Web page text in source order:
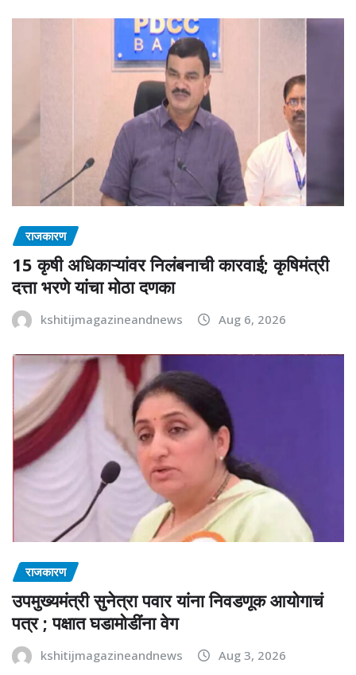
राजकारण
15 कृषी अधिकाऱ्यांवर निलंबनाची कारवाई; कृषिमंत्री
दत्ता भरणे यांचा मोठा दणका
kshitijmagazineandnews Aug 6, 2026
राजकारण
उपमुख्यमंत्री सुनेत्रा पवार यांना निवडणूक आयोगाचं
पत्र ; पक्षात घडामोडींना वेग
kshitijmagazineandnews Aug 3, 2026